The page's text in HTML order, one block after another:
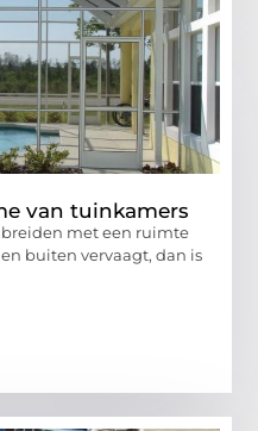
van tuinkamers
breiden met een ruimte
buiten vervaagt, dan is